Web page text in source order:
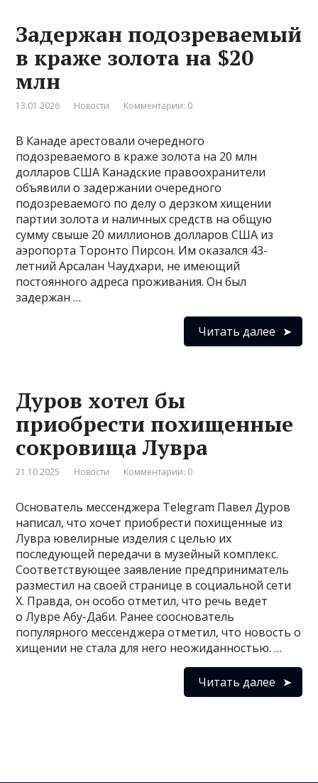
Задержан подозреваемый
в краже золота на $20
млн
13.01.2026 Новости Комментарии: 0
В Канаде арестовали очередного
подозреваемого в краже золота на 20 млн
долларов США Канадские правоохранители
объявили о задержании очередного
подозреваемого по делу о дерзком хищении
партии золота и наличных средств на общую
сумму свыше 20 миллионов долларов США из
аэропорта Торонто Пирсон. Им оказался 43-
летний Арсалан Чаудхари, не имеющий
постоянного адреса проживания. Он был
задержан …
Читать далее
Дуров хотел бы
приобрести похищенные
сокровища Лувра
21.10.2025 Новости Комментарии: 0
Основатель мессенджера Telegram Павел Дуров
написал, что хочет приобрести похищенные из
Лувра ювелирные изделия с целью их
последующей передачи в музейный комплекс.
Соответствующее заявление предприниматель
разместил на своей странице в социальной сети
X. Правда, он особо отметил, что речь ведет
о Лувре Абу-Даби. Ранее сооснователь
популярного мессенджера отметил, что новость о
хищении не стала для него неожиданностью. …
Читать далее